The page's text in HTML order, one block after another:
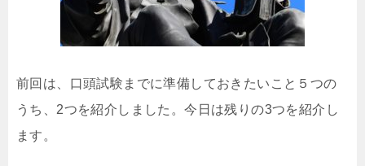
前回は、口頭試験までに準備しておきたいこと５つの
うち、 2つを紹介しました。今日は残りの3つを紹介し
ます。